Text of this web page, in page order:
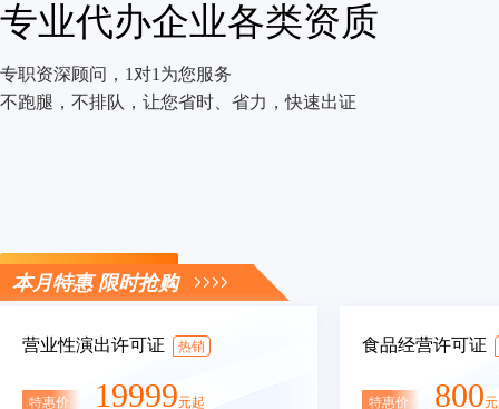
专业代办企业各类资质
专职资深顾问，1对1为您服务
不跑腿，不排队，让您省时、省力，快速出证
立即咨询
本月特惠 限时抢购
营业性演出许可证 热销
特惠价 19999元起
食品经营许可证
特惠价 800